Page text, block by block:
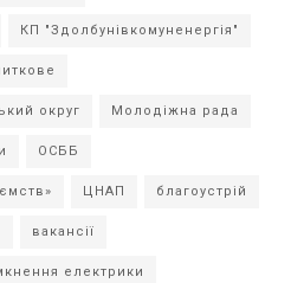
КП "Здолбунівкомуненергія"
округ Молодіжна рада
ОСББ
ЦНАП благоустрій
вакансії
електрики